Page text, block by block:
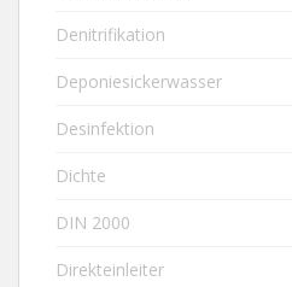
Denitrifikation
Deponiesickerwasser
Desinfektion
Dichte
DIN 2000
Direkteinleiter